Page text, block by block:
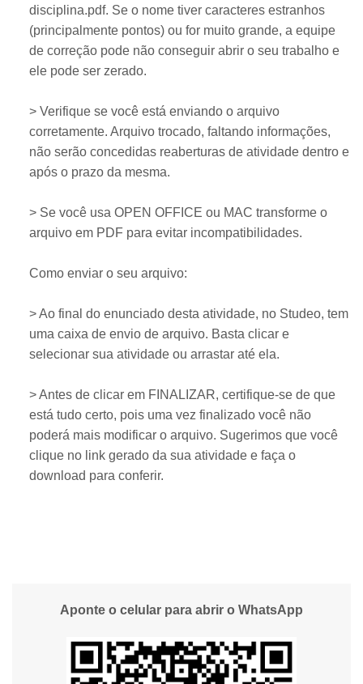
disciplina.pdf. Se o nome tiver caracteres estranhos
(principalmente pontos) ou for muito grande, a equipe
de correção pode não conseguir abrir o seu trabalho e
ele pode ser zerado.
> Verifique se você está enviando o arquivo
corretamente. Arquivo trocado, faltando informações,
não serão concedidas reaberturas de atividade dentro e
após o prazo da mesma.
> Se você usa OPEN OFFICE ou MAC transforme o
arquivo em PDF para evitar incompatibilidades.
Como enviar o seu arquivo:
> Ao final do enunciado desta atividade, no Studeo, tem
uma caixa de envio de arquivo. Basta clicar e
selecionar sua atividade ou arrastar até ela.
> Antes de clicar em FINALIZAR, certifique-se de que
está tudo certo, pois uma vez finalizado você não
poderá mais modificar o arquivo. Sugerimos que você
clique no link gerado da sua atividade e faça o
download para conferir.
Aponte o celular para abrir o WhatsApp